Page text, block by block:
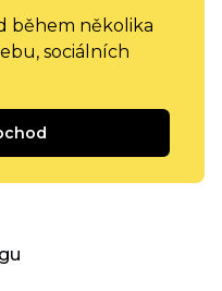
během několika
sociálních